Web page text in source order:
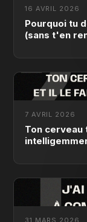
16 AVRIL 2026
Pourquoi tu
(sans t'en
7 AVRIL 2026
Ton
31 MARS 2026